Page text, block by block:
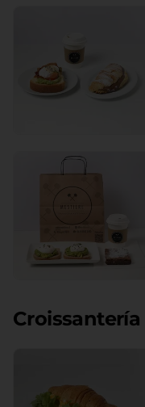
Croissantería